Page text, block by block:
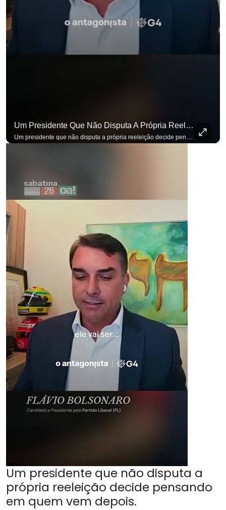
Um Presidente Que Não Disputa A Própria Reeleição Decide Pensando Em Quem Vem Depois.
Um presidente que não disputa a
própria reeleição decide pensando
em quem vem depois.